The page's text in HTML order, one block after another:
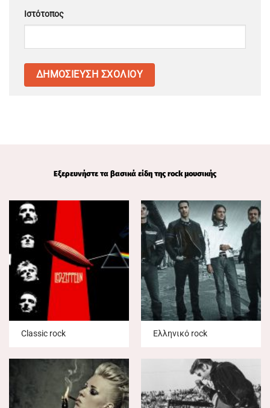
Ιστότοπος
Εξερευνήστε τα βασικά είδη της rock μουσικής
Classic rock Ελληνικό rock